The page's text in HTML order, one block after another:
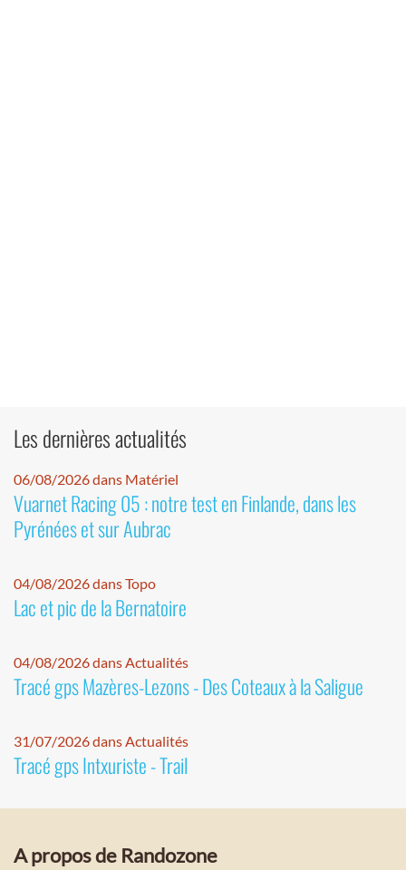
Les dernières actualités
06/08/2026 dans Matériel
Vuarnet Racing 05 : notre test en Finlande, dans les
Pyrénées et sur Aubrac
04/08/2026 dans Topo
Lac et pic de la Bernatoire
04/08/2026 dans Actualités
Tracé gps Mazères-Lezons - Des Coteaux à la Saligue
31/07/2026 dans Actualités
Tracé gps Intxuriste - Trail
A propos de Randozone